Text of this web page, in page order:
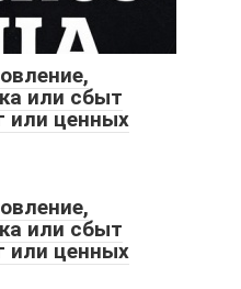
или сбыт
или ценных
или сбыт
или ценных